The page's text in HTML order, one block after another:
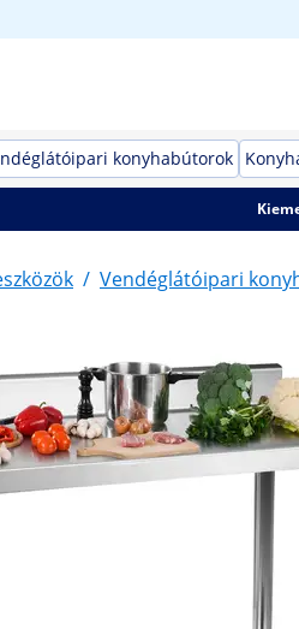
konyhabútorok
/ Vendéglátóipari